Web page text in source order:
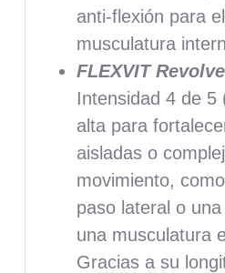
anti-flexión para
musculatura
FLEXVIT
Intensidad 4 de 5
alta para
aisladas o
movimiento,
paso lateral o
una musculatura
Gracias a su